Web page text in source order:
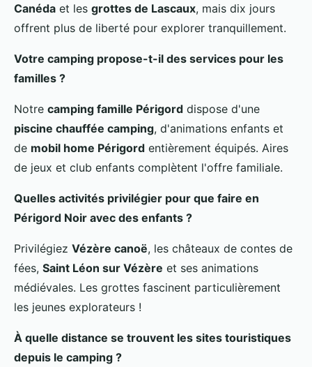
Canéda et les grottes de Lascaux, mais dix jours
offrent plus de liberté pour explorer tranquillement.
Votre camping propose-t-il des services pour les
familles ?
Notre camping famille Périgord dispose d'une
piscine chauffée camping, d'animations enfants et
de mobil home Périgord entièrement équipés. Aires
de jeux et club enfants complètent l'offre familiale.
Quelles activités privilégier pour que faire en
Périgord Noir avec des enfants ?
Privilégiez Vézère canoë, les châteaux de contes de
fées, Saint Léon sur Vézère et ses animations
médiévales. Les grottes fascinent particulièrement
les jeunes explorateurs !
À quelle distance se trouvent les sites touristiques
depuis le camping ?